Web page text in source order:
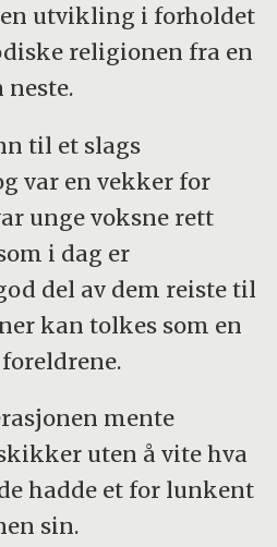
utvikling i forholdet
religionen fra en
neste.
til et slags
var en vekker for
unge voksne rett
i dag er
del av dem reiste til
kan tolkes som en
mente
uten å vite hva
hadde et for lunkent
sin.